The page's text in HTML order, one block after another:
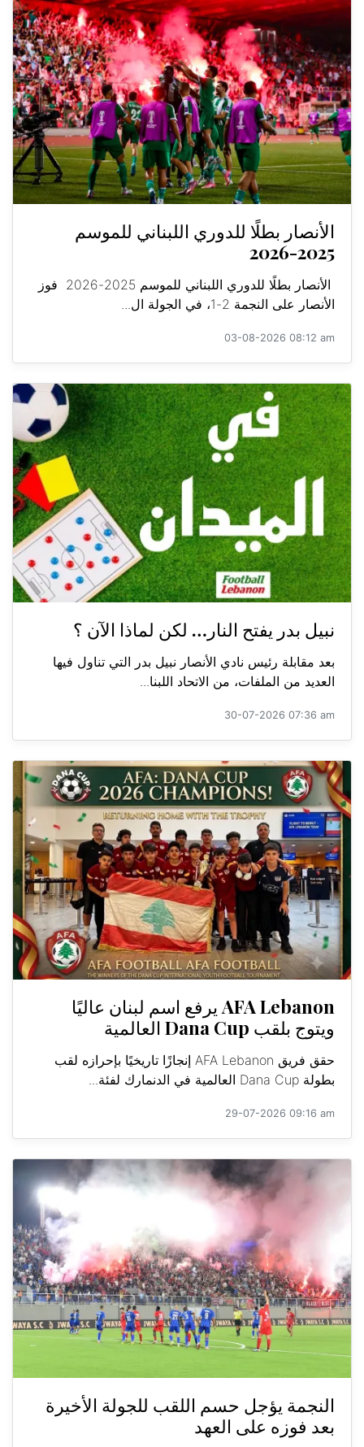
الأنصار بطلًا للدوري اللبناني للموسم
2025-2026
الأنصار بطلًا للدوري اللبناني للموسم 2025-2026 فوز
الأنصار على النجمة 2-1، في الجولة ال...
03-08-2026 08:12 am
نبيل بدر يفتح النار… لكن لماذا الآن ؟
بعد مقابلة رئيس نادي الأنصار نبيل بدر التي تناول فيها
العديد من الملفات، من الاتحاد اللبنا...
30-07-2026 07:36 am
AFA Lebanon يرفع اسم لبنان عاليًا
ويتوج بلقب Dana Cup العالمية
حقق فريق AFA Lebanon إنجازًا تاريخيًا بإحرازه لقب
بطولة Dana Cup العالمية في الدنمارك لفئة...
29-07-2026 09:16 am
النجمة يؤجل حسم اللقب للجولة الأخيرة
بعد فوزه على العهد